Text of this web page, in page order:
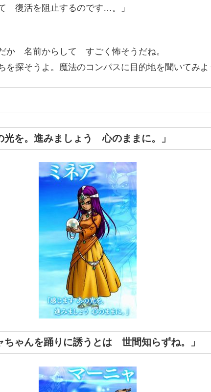
復活を阻止するのです…。」
か 名前からして すごく怖そうだね。
探そうよ。魔法のコンパスに目的地を聞いてみよ
を。進みましょう 心のままに。」
ちゃんを踊りに誘うとは 世間知らずね。」